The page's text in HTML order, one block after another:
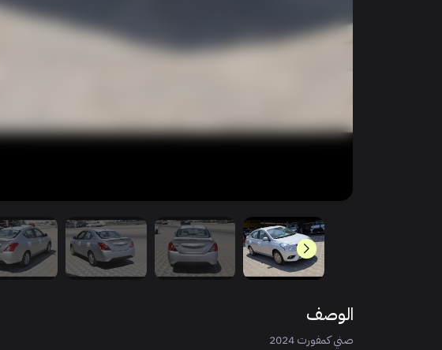
الوصف
صني كمفورت 2024